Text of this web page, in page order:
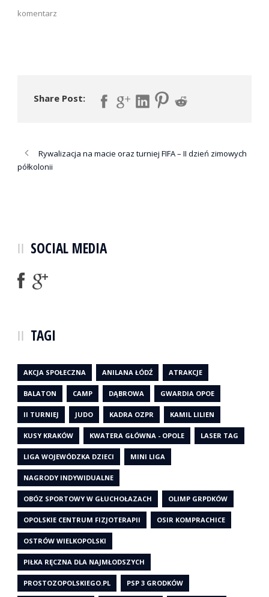
komentarz
Share Post:
Rywalizacja na macie oraz turniej FIFA – II dzień zimowych
półkolonii
SOCIAL MEDIA
TAGI
AKCJA SPOŁECZNA ANILANA ŁÓDŹ ATRAKCJE
BALATON CAMP DĄBROWA GWARDIA OPOE
II TURNIEJ JUDO KADRA OZPR KAMIL LILIEN
KUSY KRAKÓW KWATERA GŁÓWNA - OPOLE LASER TAG
LIGA WOJEWÓDZKA DZIECI MINI LIGA
NAGRODY INDYWIDUALNE
OBÓZ SPORTOWY W GŁUCHOŁAZACH OLIMP GRPDKÓW
OPOLSKIE CENTRUM FIZJOTERAPII OSIR KOMPRACHICE
OSTRÓW WIELKOPOLSKI
PIŁKA RĘCZNA DLA NAJMŁODSZYCH
PROSTOZOPOLSKIEGO.PL PSP 3 GRODKÓW